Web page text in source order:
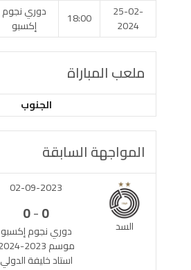
25-02-
2024
18:00
دوري نجوم
إكسبو
ملعب المباراة
الجنوب
المواجهة السابقة
السد
02-09-2023
0
-
0
دوري نجوم إكسبو
موسم 2023-2024
استاد خليفة الدولي